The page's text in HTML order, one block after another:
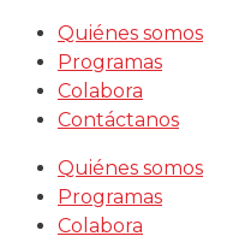
Saltar
contenido
Quiénes somos
Programas
Colabora
Contáctanos
Quiénes somos
Programas
Colabora